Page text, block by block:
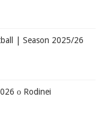
| Season 2025/26
ο Rodinei